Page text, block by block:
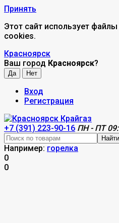
Принять
Этот сайт использует
cookies.
Красноярск
Ваш город Красноярск?
Вход
Регистрация
+7 (391) 223-90-16 ПН - ПТ
Найти
Например: горелка
0
0